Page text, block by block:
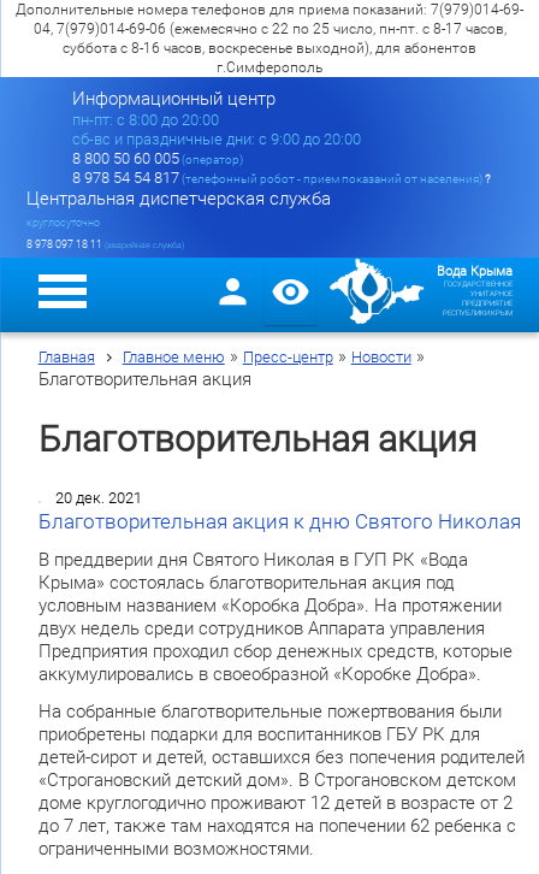
Дополнительные номера телефонов для приема показаний: 7(979)014-69-
04, 7(979)014-69-06 (ежемесячно с 22 по 25 число, пн-пт. с 8-17 часов,
суббота с 8-16 часов, воскресенье выходной), для абонентов
г.Симферополь
Информационный центр
пн-пт: c 8:00 до 20:00
сб-вс и праздничные дни: с 9:00 до 20:00
8 800 50 60 005(оператор)
8 978 54 54 817(телефонный робот - прием показаний от населения)?
Центральная диспетчерская служба
круглосуточно
8 978 097 18 11 (аварийная служба)
Вода Крыма
ГОСУДАРСТВЕННОЕ
УНИТАРНОЕ
ПРЕДПРИЯТИЕ
РЕСПУБЛИКИ КРЫМ
Главная Главное меню » Пресс-центр» Новости»
Благотворительная акция
Благотворительная акция
20 дек. 2021
Благотворительная акция к дню Святого Николая
В преддверии дня Святого Николая в ГУП РК «Вода
Крыма» состоялась благотворительная акция под
условным названием «Коробка Добра». На протяжении
двух недель среди сотрудников Аппарата управления
Предприятия проходил сбор денежных средств, которые
аккумулировались в своеобразной «Коробке Добра».
На собранные благотворительные пожертвования были
приобретены подарки для воспитанников ГБУ РК для
детей-сирот и детей, оставшихся без попечения родителей
«Строгановский детский дом». В Строгановском детском
доме круглогодично проживают 12 детей в возрасте от 2
до 7 лет, также там находятся на попечении 62 ребенка с
ограниченными возможностями.